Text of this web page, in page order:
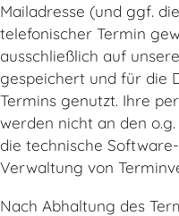
Mailadresse (und ggf.
telefonischer Termin
ausschließlich auf
gespeichert und für die
Termins genutzt. Ihre
werden nicht an den
die technische
Verwaltung von
Nach Abhaltung des